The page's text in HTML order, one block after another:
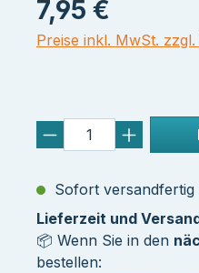
7,95 €
Preise inkl. MwSt.
Sofort
Lieferzeit und
📦 Wenn Sie in den
bestellen: